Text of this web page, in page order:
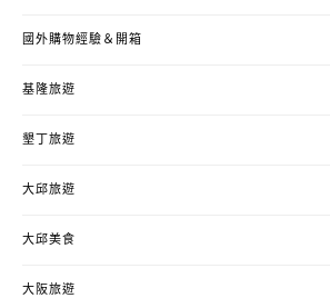
國外購物經驗＆開箱
基隆旅遊
墾丁旅遊
大邱旅遊
大邱美食
大阪旅遊